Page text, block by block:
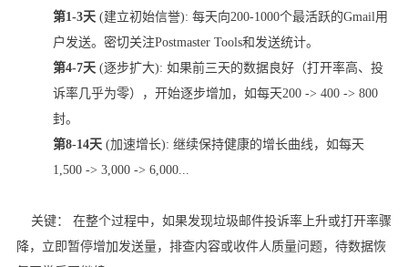
第1-3天(建立初始信誉): 每天向200-1000个最活跃的Gmail用
户发送。密切关注Postmaster Tools和发送统计。
第4-7天(逐步扩大): 如果前三天的数据良好（打开率高、投
诉率几乎为零），开始逐步增加，如每天200 -> 400 -> 800
封。
第8-14天(加速增长): 继续保持健康的增长曲线，如每天
1,500 -> 3,000 -> 6,000...
关键： 在整个过程中，如果发现垃圾邮件投诉率上升或打开率骤
降，立即暂停增加发送量，排查内容或收件人质量问题，待数据恢